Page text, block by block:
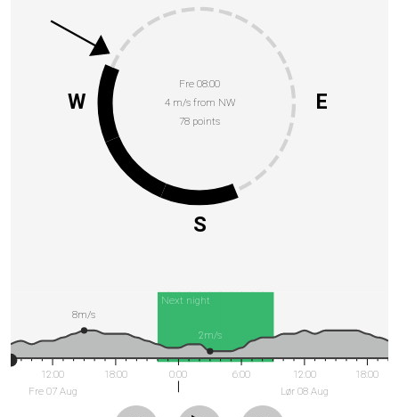
Fre 08:00
4 m/s from NW
78 points
E
S
W
Next night
12:00
Fre 07 Aug
18:00 0:00 6:00
12:00
Lør 08 Aug
18:00
8m/s
2m/s